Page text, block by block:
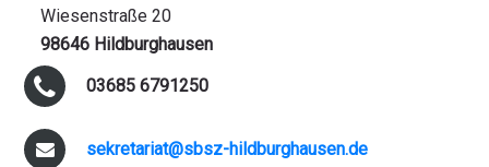
Wiesenstraße 20
98646 Hildburghausen
03685 6791250
sekretariat@sbsz-hildburghausen.de